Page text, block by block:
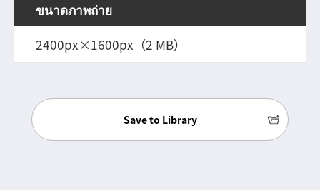
ขนาดภาพถ่าย
2400px×1600px（2 MB）
Save to Library